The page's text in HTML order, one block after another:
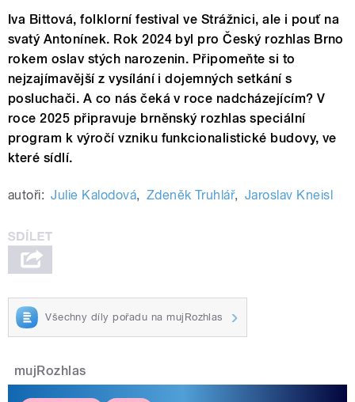
Iva Bittová, folklorní festival ve Strážnici, ale i pouť na
svatý Antonínek. Rok 2024 byl pro Český rozhlas Brno
rokem oslav stých narozenin. Připomeňte si to
nejzajímavější z vysílání i dojemných setkání s
posluchači. A co nás čeká v roce nadcházejícím? V
roce 2025 připravuje brněnský rozhlas speciální
program k výročí vzniku funkcionalistické budovy, ve
které sídlí.
autoři: Julie Kalodová, Zdeněk Truhlář, Jaroslav Kneisl
Všechny díly pořadu na mujRozhlas
mujRozhlas